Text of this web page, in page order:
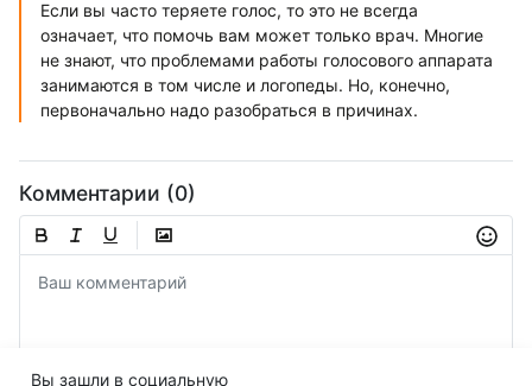
Если вы часто теряете голос, то это не всегда
означает, что помочь вам может только врач. Многие
не знают, что проблемами работы голосового аппарата
занимаются в том числе и логопеды. Но, конечно,
первоначально надо разобраться в причинах.
Комментарии (0)
Вы зашли в социальную